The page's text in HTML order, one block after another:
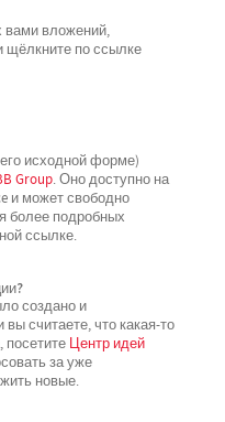
вами вложений,
щёлкните по ссылке
исходной форме)
Group. Оно доступно на
и может свободно
более подробных
ссылке.
создано и
считаете, что какая-то
Центр идей
за уже
новые.